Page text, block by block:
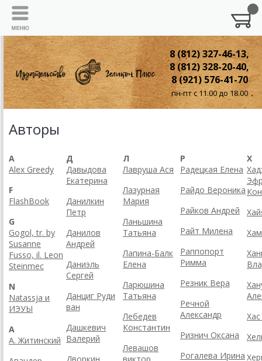
8 (812) 327-46-13,
8 (812) 328-20-40,
8 (921) 576-41-70
пн-пт с 11.00 до 18.00
Авторы
A
Alex Greedy
F
FlashBook
G
Gogol, tr. by
Susanne
Fusso, il. Leon
Steinmec
N
Natassja и
ИЭУЫ
А
А. Житинский
Д
Давыдова
Екатерина
Данилкин
Петр
Данилов
Андрей
Даниэль
Сергей
Данциг Руди
ван
Дашкевич
Валерий
Л
Лавруша Ася
Лазурная
Мария
Ланьшина
Татьяна
Лапина-Балк
Елена
Ларюшина
Татьяна
Лебедев
Константин
Левашов
Р
Радецкая Елена
Райдо Вероника
Райков Андрей
Райт Милена
Раппопорт
Римма
Резник Вера
Речной
Александр
Ризнич Оксана
Рогалева Ирина
Х